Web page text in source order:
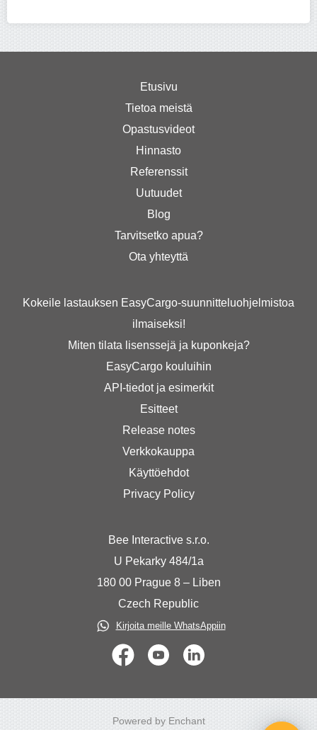
Etusivu
Tietoa meistä
Opastusvideot
Hinnasto
Referenssit
Uutuudet
Blog
Tarvitsetko apua?
Ota yhteyttä
Kokeile lastauksen EasyCargo-suunnitteluohjelmistoa
ilmaiseksi!
Miten tilata lisenssejä ja kuponkeja?
EasyCargo kouluihin
API-tiedot ja esimerkit
Esitteet
Release notes
Verkkokauppa
Käyttöehdot
Privacy Policy
Bee Interactive s.r.o.
U Pekarky 484/1a
180 00 Prague 8 – Liben
Czech Republic
Kirjoita meille WhatsAppiin
Powered by Enchant